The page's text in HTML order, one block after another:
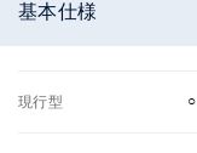
基本仕様
現行型 ○